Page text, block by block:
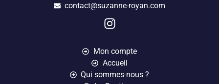
contact@suzanne-royan.com
Mon compte
Accueil
Qui sommes-nous ?